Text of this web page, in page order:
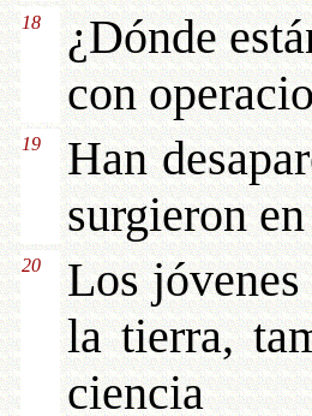
18
¿Dónde
con
19
Han
surgieron
20
Los
la tierra,
ciencia